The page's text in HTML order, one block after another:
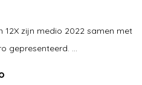
12X zijn medio 2022 samen met
gepresenteerd. ...